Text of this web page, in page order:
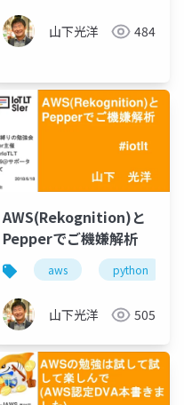
山下光洋 484
alexa
AWS(Rekognition)と
Pepperでご機嫌解析
aws python
山下光洋 505